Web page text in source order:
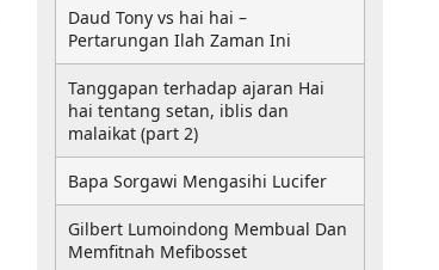
Daud Tony vs hai hai –
Pertarungan Ilah Zaman Ini
Tanggapan terhadap ajaran Hai
hai tentang setan, iblis dan
malaikat (part 2)
Bapa Sorgawi Mengasihi Lucifer
Gilbert Lumoindong Membual Dan
Memfitnah Mefibosset